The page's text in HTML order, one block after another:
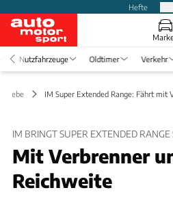
Hefte
Nutzfahrzeuge Oldtimer Verkehr
IM Super Extended Range: Fährt mit
IM BRINGT SUPER EXTENDED RANGE
Mit Verbrenner
Reichweite